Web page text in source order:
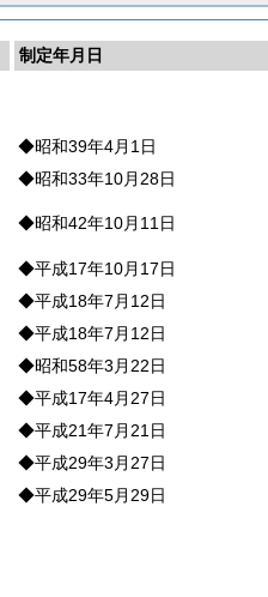
制定年月日
◆昭和39年4月1日
◆昭和33年10月28日
◆昭和42年10月11日
◆平成17年10月17日
◆平成18年7月12日
◆平成18年7月12日
◆昭和58年3月22日
◆平成17年4月27日
◆平成21年7月21日
◆平成29年3月27日
◆平成29年5月29日